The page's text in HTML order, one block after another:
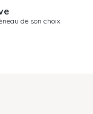
de son choix